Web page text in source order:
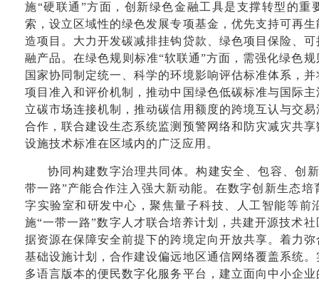
施“硬联通”方面，创新绿色金融工具是支撑转型的重
索，设立区域性的绿色发展专项基金，优先支持可再
造项目。大力开发碳减排挂钩贷款、绿色项目保险、
融产品。在绿色规则标准“软联通”方面，需强化绿色
国家协同制定统一、科学的环境影响评估标准体系，
项目准入和评价机制，推动中国绿色低碳标准与国际
立碳市场连接机制，推动碳信用额度的跨境互认与交
合作，联合建设生态系统监测预警网络和防灾减灾共
设施技术标准在区域内的广泛应用。
协同构建数字治理共同体。构建安全、包容、创
带一路”产能合作注入强大新动能。在数字创新生态
字实验室和研发中心，聚焦量子科技、人工智能等前
施“一带一路”数字人才联合培养计划，共建开源技术
据资源在保障安全前提下的跨境定向开放共享。着力
基础设施计划，合作建设偏远地区通信网络覆盖系统
多语言版本的便民数字化服务平台，建立面向中小企